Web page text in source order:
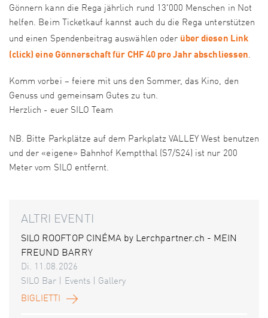
Gönnern kann die Rega jährlich rund 13'000 Menschen in Not
helfen. Beim Ticketkauf kannst auch du die Rega unterstützen
und einen Spendenbeitrag auswählen oder über diesen Link
(click) eine Gönnerschaft für CHF 40 pro Jahr abschliessen.
Komm vorbei – feiere mit uns den Sommer, das Kino, den
Genuss und gemeinsam Gutes zu tun.
Herzlich - euer SILO Team
NB. Bitte Parkplätze auf dem Parkplatz VALLEY West benutzen
und der «eigene» Bahnhof Kemptthal (S7/S24) ist nur 200
Meter vom SILO entfernt.
ALTRI EVENTI
SILO ROOFTOP CINÉMA by Lerchpartner.ch - MEIN
FREUND BARRY
Di. 11.08.2026
SILO Bar | Events | Gallery
BIGLIETTI